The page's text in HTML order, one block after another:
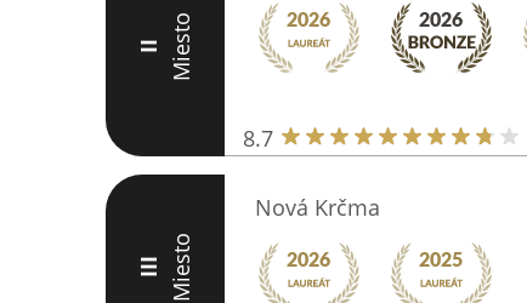
II Miesto
8.7
III Miesto
Nová Krčma